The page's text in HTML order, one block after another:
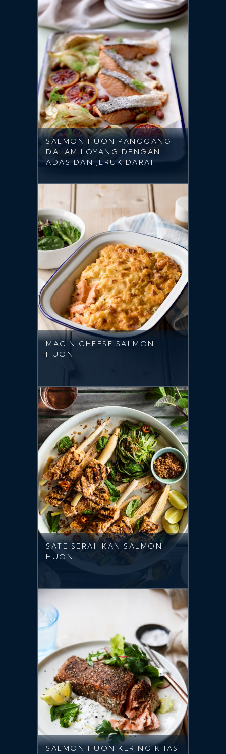
SALMON HUON PANGGANG
DALAM LOYANG DENGAN
ADAS DAN JERUK DARAH
MAC N CHEESE SALMON
HUON
SATE SERAI IKAN SALMON
HUON
SALMON HUON KERING KHAS